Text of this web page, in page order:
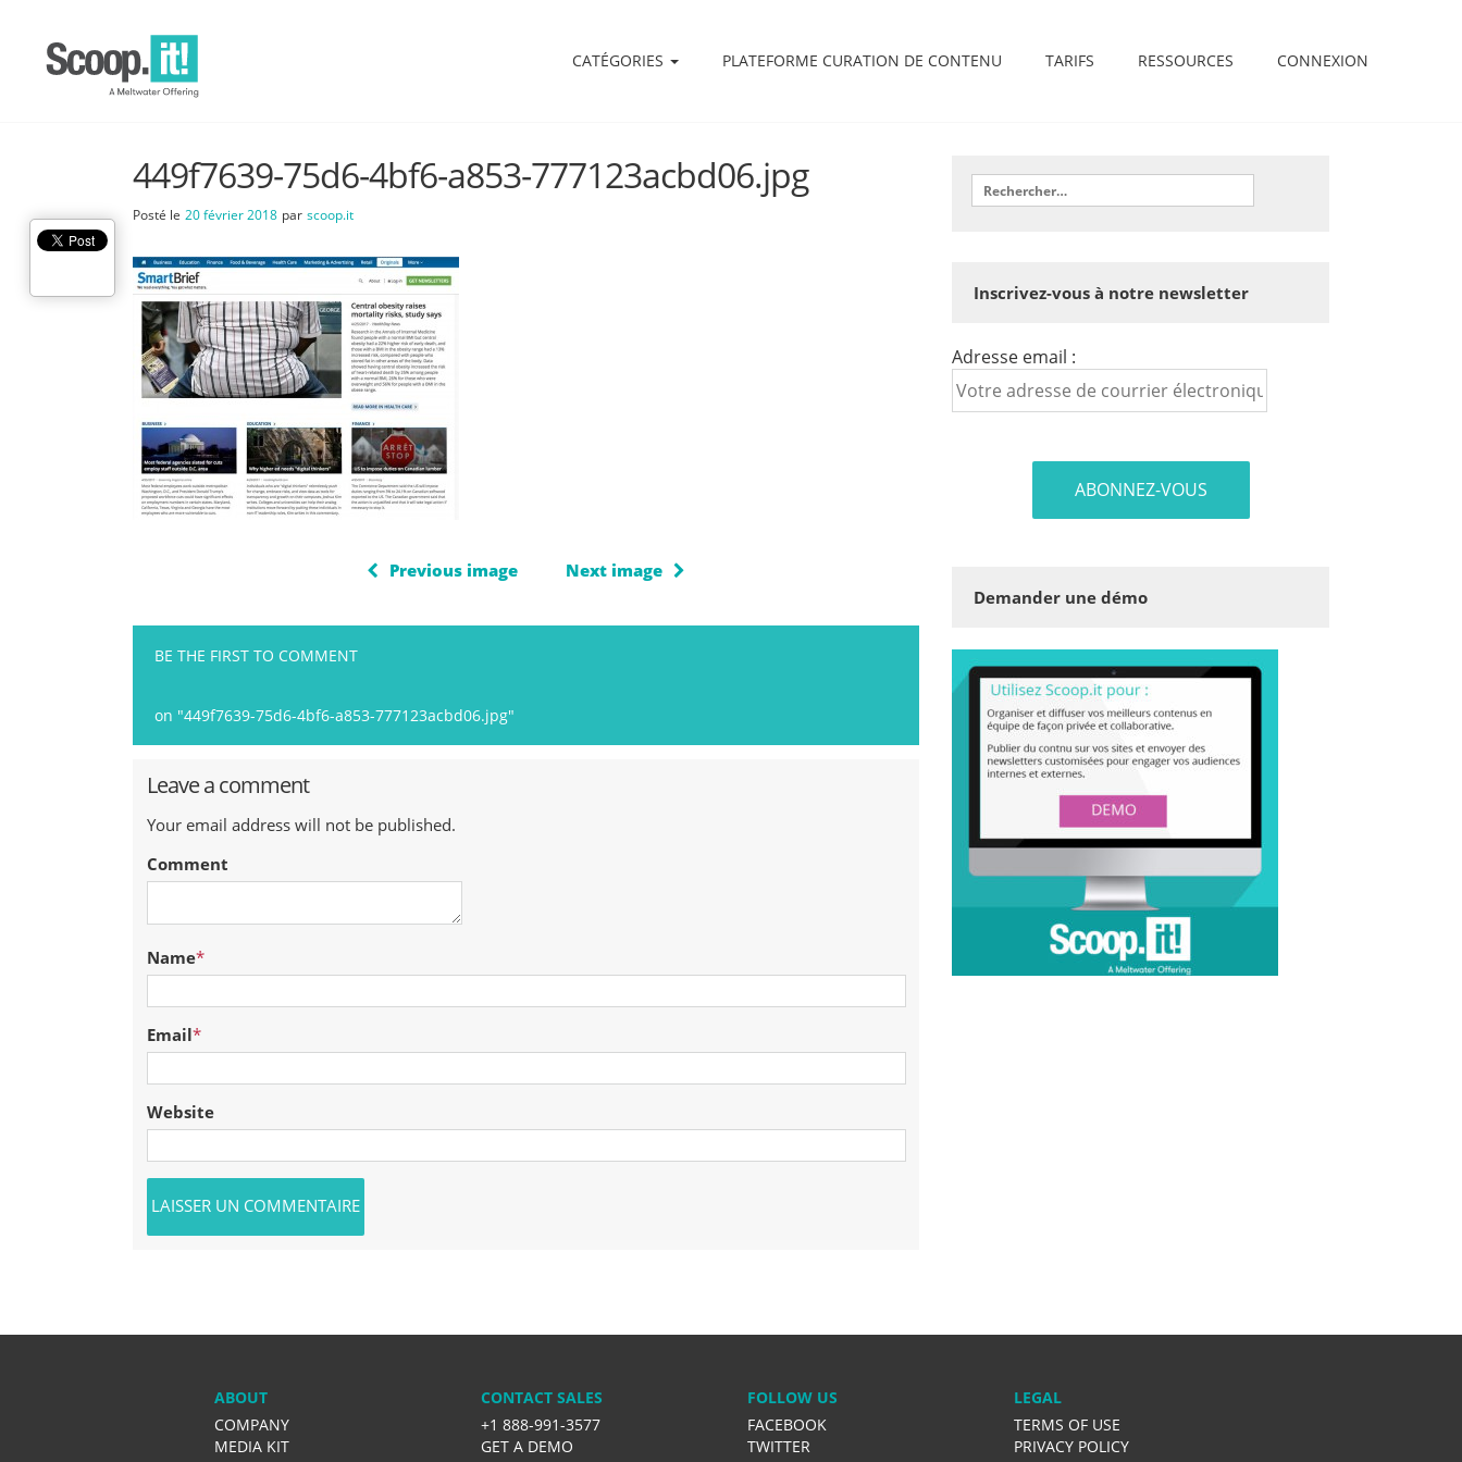
CATÉGORIES PLATEFORME CURATION DE CONTENU TARIFS RESSOURCES CONNEXION
449f7639-75d6-4bf6-a853-777123acbd06.jpg
Posté le 20 février 2018 par scoop.it
Previous image Next image
BE THE FIRST TO COMMENT
on "449f7639-75d6-4bf6-a853-777123acbd06.jpg"
Leave a comment
Your email address will not be published.
Comment
Name*
Email*
Website
Inscrivez-vous à notre newsletter
Adresse email :
Demander une démo
ABOUT
COMPANY
MEDIA KIT
CONTACT SALES
+1 888-991-3577
GET A DEMO
FOLLOW US
FACEBOOK
TWITTER
LEGAL
TERMS OF USE
PRIVACY POLICY